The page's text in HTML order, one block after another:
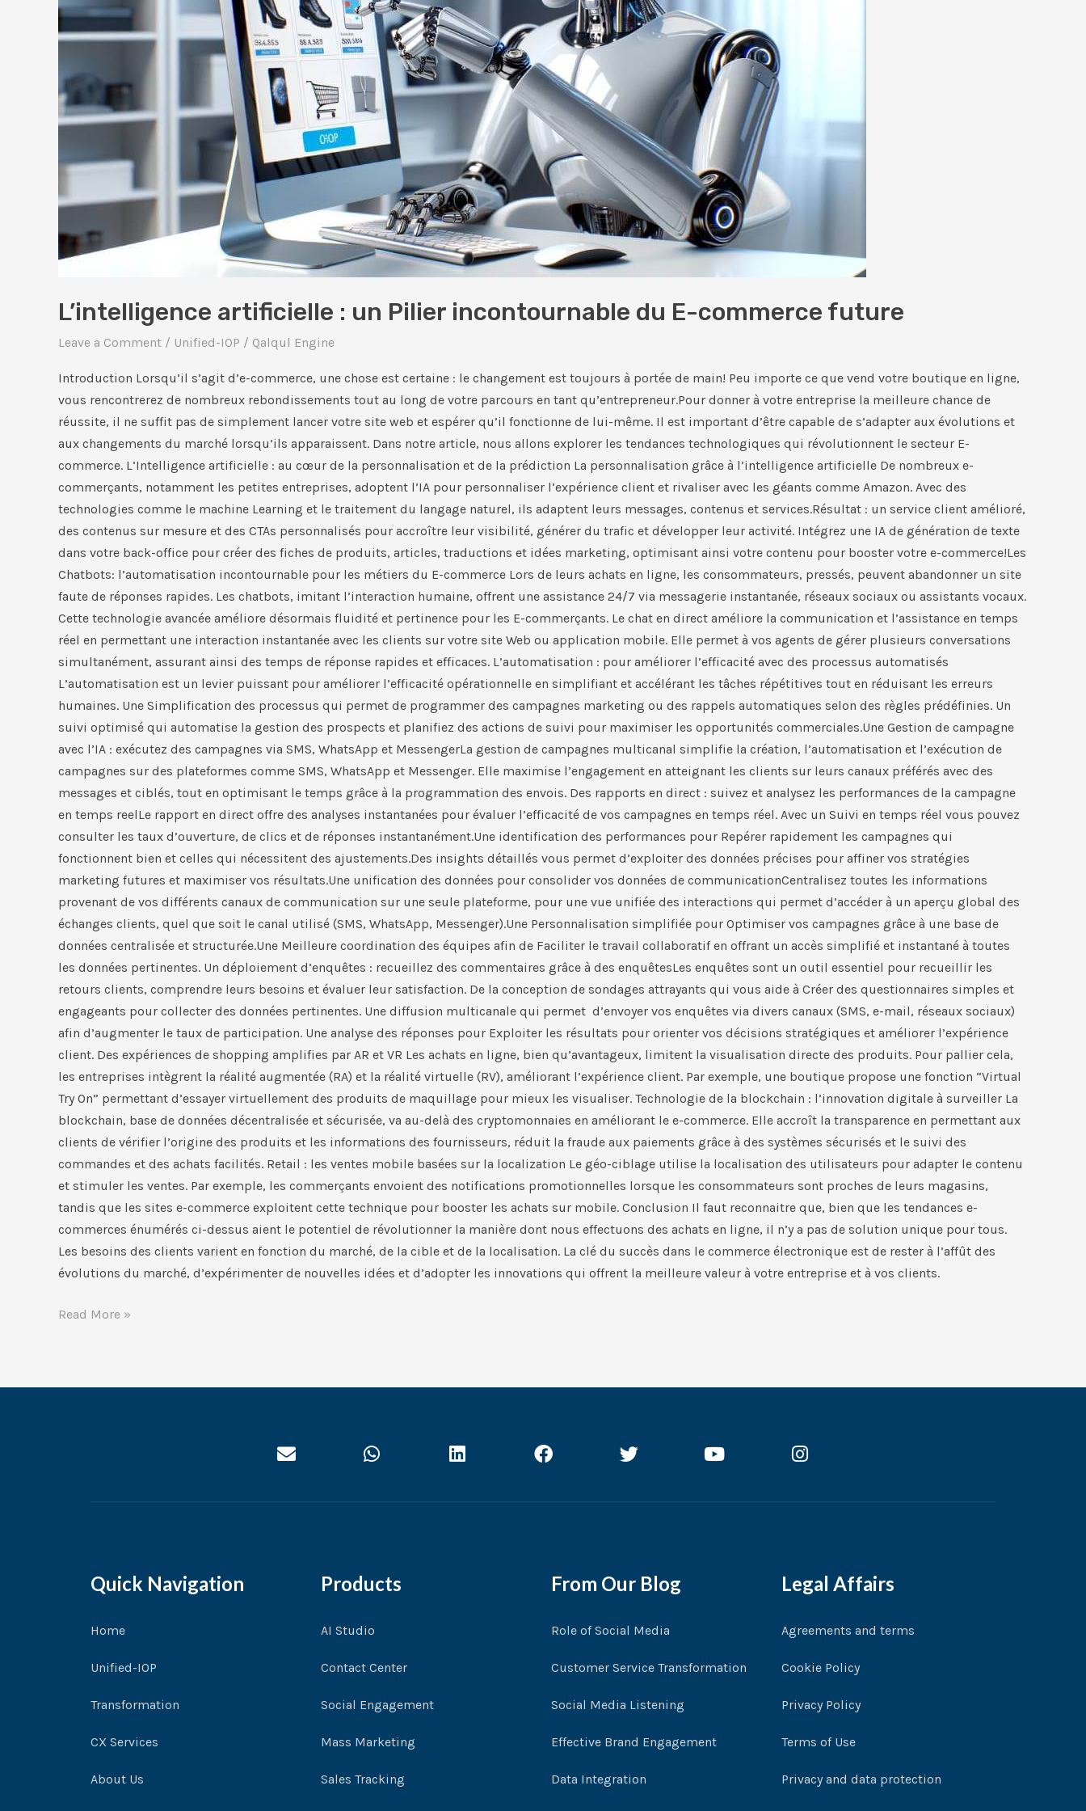
L’intelligence artificielle : un Pilier incontournable du ​E-commerce future
Leave a Comment / Unified-IOP / Qalqul Engine
Introduction Lorsqu’il s’agit d’e-commerce, une chose est certaine : le changement est toujours à portée de main! Peu importe ce que vend votre boutique en ligne,
vous rencontrerez de nombreux rebondissements tout au long de votre parcours en tant qu’entrepreneur.Pour donner à votre entreprise la meilleure chance de
réussite, il ne suffit pas de simplement lancer votre site web et espérer qu’il fonctionne de lui-même. Il est important d’être capable de s’adapter aux évolutions et
aux changements du marché lorsqu’ils apparaissent. Dans notre article, nous allons explorer les tendances technologiques qui révolutionnent le secteur E-
commerce. L’Intelligence artificielle : au cœur de la personnalisation et de la prédiction La personnalisation grâce à l’intelligence artificielle De nombreux e-
commerçants, notamment les petites entreprises, adoptent l’IA pour personnaliser l’expérience client et rivaliser avec les géants comme Amazon. Avec des
technologies comme le machine Learning et le traitement du langage naturel, ils adaptent leurs messages, contenus et services.Résultat : un service client amélioré,
des contenus sur mesure et des CTAs personnalisés pour accroître leur visibilité, générer du trafic et développer leur activité. Intégrez une IA de génération de texte
dans votre back-office pour créer des fiches de produits, articles, traductions et idées marketing, optimisant ainsi votre contenu pour booster votre e-commerce!Les
Chatbots: l’automatisation incontournable pour les métiers du E-commerce​ Lors de leurs achats en ligne, les consommateurs, pressés, peuvent abandonner un site
faute de réponses rapides. Les chatbots, imitant l’interaction humaine, offrent une assistance 24/7 via messagerie instantanée, réseaux sociaux ou assistants vocaux.
Cette technologie avancée améliore désormais fluidité et pertinence pour les E-commerçants.​ Le chat en direct améliore la communication et l’assistance en temps
réel en permettant une interaction instantanée avec les clients sur votre site Web ou application mobile. Elle permet à vos agents de gérer plusieurs conversations
simultanément, assurant ainsi des temps de réponse rapides et efficaces.​ L’automatisation : pour améliorer l’efficacité avec des processus automatisés ​
L’automatisation est un levier puissant pour améliorer l’efficacité opérationnelle en simplifiant et accélérant les tâches répétitives tout en réduisant les erreurs
humaines. Une Simplification des processus qui permet de programmer des campagnes marketing ou des rappels automatiques selon des règles prédéfinies. Un
suivi optimisé qui automatise la gestion des prospects et planifiez des actions de suivi pour maximiser les opportunités commerciales.​Une Gestion de campagne
avec l’IA : exécutez des campagnes via SMS, WhatsApp et Messenger​La gestion de campagnes multicanal simplifie la création, l’automatisation et l’exécution de
campagnes sur des plateformes comme SMS, WhatsApp et Messenger. Elle maximise l’engagement en atteignant les clients sur leurs canaux préférés avec des
messages et ciblés, tout en optimisant le temps grâce à la programmation des envois. Des rapports en direct : suivez et analysez les performances de la campagne
en temps reel​Le rapport en direct offre des analyses instantanées pour évaluer l’efficacité de vos campagnes en temps réel. Avec un Suivi en temps réel vous pouvez
consulter les taux d’ouverture, de clics et de réponses instantanément.Une identification des performances pour Repérer rapidement les campagnes qui
fonctionnent bien et celles qui nécessitent des ajustements.Des insights détaillés vous permet d’exploiter des données précises pour affiner vos stratégies
marketing futures et maximiser vos résultats.Une unification des données pour consolider vos données de communication​Centralisez toutes les informations
provenant de vos différents canaux de communication sur une seule plateforme, pour une vue unifiée des interactions qui permet d’accéder à un aperçu global des
échanges clients, quel que soit le canal utilisé (SMS, WhatsApp, Messenger).Une Personnalisation simplifiée pour Optimiser vos campagnes grâce à une base de
données centralisée et structurée.Une Meilleure coordination des équipes afin de Faciliter le travail collaboratif en offrant un accès simplifié et instantané à toutes
les données pertinentes. Un déploiement d’enquêtes : recueillez des commentaires grâce à des enquêtes​Les enquêtes sont un outil essentiel pour recueillir les
retours clients, comprendre leurs besoins et évaluer leur satisfaction. De la conception de sondages attrayants qui vous aide à Créer des questionnaires simples et
engageants pour collecter des données pertinentes. Une diffusion multicanale qui permet d’envoyer vos enquêtes via divers canaux (SMS, e-mail, réseaux sociaux)
afin d’augmenter le taux de participation. Une analyse des réponses pour Exploiter les résultats pour orienter vos décisions stratégiques et améliorer l’expérience
client.​ Des expériences de shopping amplifies par AR et VR Les achats en ligne, bien qu’avantageux, limitent la visualisation directe des produits. Pour pallier cela,
les entreprises intègrent la réalité augmentée (RA) et la réalité virtuelle (RV), améliorant l’expérience client. Par exemple, une boutique propose une fonction “Virtual
Try On” permettant d’essayer virtuellement des produits de maquillage pour mieux les visualiser. Technologie de la blockchain : l’innovation digitale à surveiller La
blockchain, base de données décentralisée et sécurisée, va au-delà des cryptomonnaies en améliorant le e-commerce. Elle accroît la transparence en permettant aux
clients de vérifier l’origine des produits et les informations des fournisseurs, réduit la fraude aux paiements grâce à des systèmes sécurisés et le suivi des
commandes et des achats facilités. Retail : les ventes mobile basées sur la localization Le géo-ciblage utilise la localisation des utilisateurs pour adapter le contenu
et stimuler les ventes. Par exemple, les commerçants envoient des notifications promotionnelles lorsque les consommateurs sont proches de leurs magasins,
tandis que les sites e-commerce exploitent cette technique pour booster les achats sur mobile. Conclusion ​Il faut reconnaitre que, bien que les tendances e-
commerces énumérés ci-dessus aient le potentiel de révolutionner la manière dont nous effectuons des achats en ligne, il n’y a pas de solution unique pour tous.
Les besoins des clients varient en fonction du marché, de la cible et de la localisation. La clé du succès dans le commerce électronique est de rester à l’affût des
évolutions du marché, d’expérimenter de nouvelles idées et d’adopter les innovations qui offrent la meilleure valeur à votre entreprise et à vos clients.
commerce
future
Read More »
E
n
e
W
h
t
L
i
k
F
a
e
T
w
t
Y
o
t
I
n
t
m
Quick Navigation
Home
Unified-IOP
Transformation
CX Services
About Us
Products
AI Studio
Contact Center
Social Engagement
Mass Marketing
Sales Tracking
From Our Blog
Role of Social Media
Customer Service Transformation
Social Media Listening
Effective Brand Engagement
Data Integration
Legal Affairs
Agreements and terms
Cookie Policy
Privacy Policy
Terms of Use
Privacy and data protection